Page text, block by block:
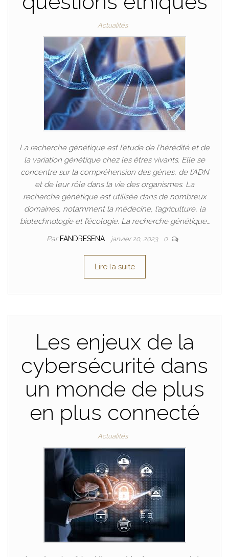
Actualités
La recherche génétique est l’étude de l’hérédité et de
la variation génétique chez les êtres vivants. Elle se
concentre sur la compréhension des gènes, de l’ADN
et de leur rôle dans la vie des organismes. La
recherche génétique est utilisée dans de nombreux
domaines, notamment la médecine, l’agriculture, la
biotechnologie et l’écologie. La recherche génétique…
Par FANDRESENA janvier 20, 2023 0
Lire la suite
Les enjeux de la
cybersécurité dans
un monde de plus
en plus connecté
Actualités